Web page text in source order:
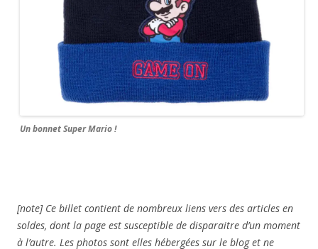
Un bonnet Super Mario !
[note] Ce billet contient de nombreux liens vers des articles en
soldes, dont la page est susceptible de disparaitre d’un moment
à l’autre. Les photos sont elles hébergées sur le blog et ne